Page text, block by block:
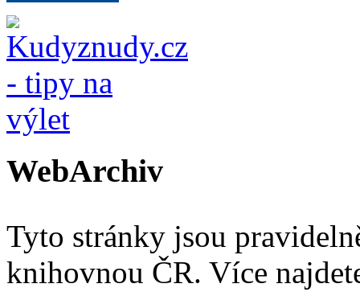
WebArchiv
Tyto stránky jsou
knihovnou ČR. Více